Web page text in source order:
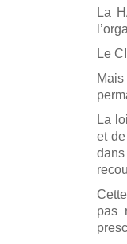
La
Le
La
et
pas